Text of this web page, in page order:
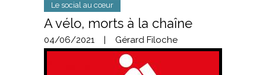
Le social au cœur
A vélo, morts à la chaîne
04/06/2021 | Gérard Filoche